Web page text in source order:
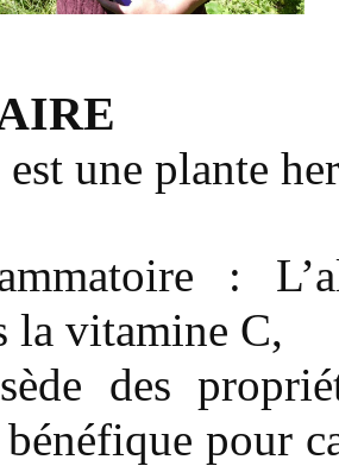
est une plante
:
la vitamine C,
des
pour